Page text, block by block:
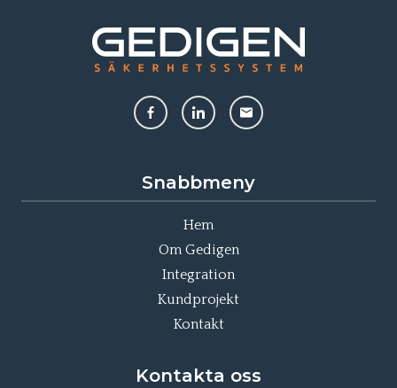
Snabbmeny
Hem
Om Gedigen
Integration
Kundprojekt
Kontakt
Kontakta oss